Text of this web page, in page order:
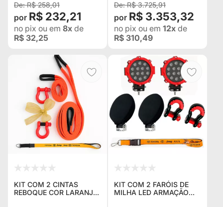
R$ 258,01
R$ 232,21
no pix ou em 8x de
R$ 32,25
R$ 3.725,91
R$ 3.353,32
no pix ou em 12x de
R$ 310,49
KIT COM 2 CINTAS
REBOQUE COR LARANJA
KIT COM 2 FARÓIS DE
MILHA LED ARMAÇÃO